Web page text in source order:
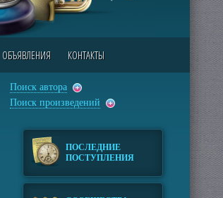
ОБЪЯВЛЕНИЯ КОНТАКТЫ
Поиск автора
Поиск произведений
ПОСЛЕДНИЕ
ПОСТУПЛЕНИЯ